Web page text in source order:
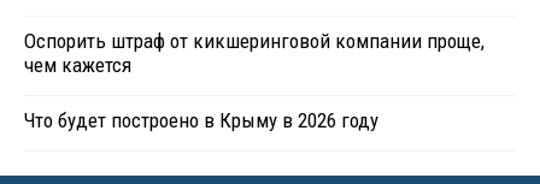
Оспорить штраф от кикшеринговой компании проще,
чем кажется
Что будет построено в Крыму в 2026 году